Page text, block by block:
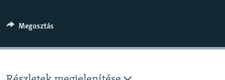
Megosztás